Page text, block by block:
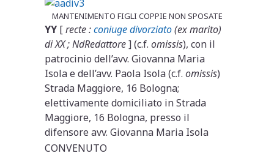
MANTENIMENTO FIGLI COPPIE NON SPOSATE
YY [recte :coniuge divorziato(ex marito)
di XX ; NdRedattore] (c.f.omissis), con il
patrocinio dell’avv. Giovanna Maria
Isola e dell’avv. Paola Isola (c.f.omissis)
Strada Maggiore, 16 Bologna;
elettivamente domiciliato in Strada
Maggiore, 16 Bologna, presso il
difensore avv. Giovanna Maria Isola
CONVENUTO